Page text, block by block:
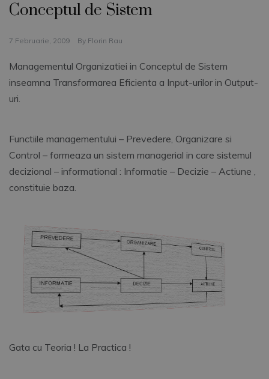
Conceptul de Sistem
7 Februarie, 2009 By Florin Rau
Managementul Organizatiei in Conceptul de Sistem
inseamna Transformarea Eficienta a Input-urilor in Output-
uri.
Functiile managementului – Prevedere, Organizare si
Control – formeaza un sistem managerial in care sistemul
decizional – informational : Informatie – Decizie – Actiune ,
constituie baza.
Gata cu Teoria ! La Practica !